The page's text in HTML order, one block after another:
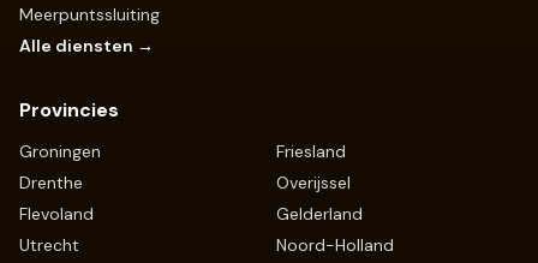
Meerpuntssluiting
Alle diensten →
Provincies
Groningen
Friesland
Drenthe
Overijssel
Flevoland
Gelderland
Utrecht
Noord-Holland